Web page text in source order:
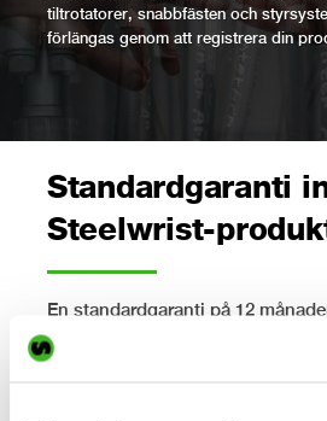
tiltrotatorer, snabbfästen och
förlängas genom att registrera din
Standardgaranti
Steelwrist-
En standardgaranti på 12
beroende på vilket som inträffar
köp av en ny Steelwrist-produkt.